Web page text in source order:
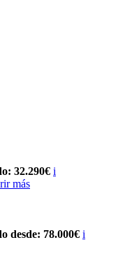
32.290€ i
más
desde: 78.000€ i